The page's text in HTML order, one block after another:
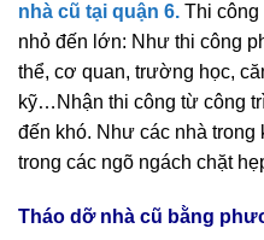
nhà cũ tại quận 6. Thi
nhỏ đến lớn: Như thi công
thể, cơ quan, trường học,
kỹ…Nhận thi công từ công
đến khó. Như các nhà trong
trong các ngõ ngách chặt
Tháo dỡ nhà cũ bằng